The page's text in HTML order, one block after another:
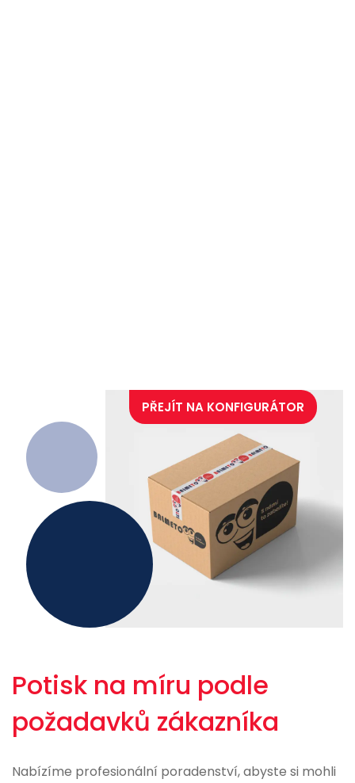
PŘEJÍT NA KONFIGURÁTOR
Potisk na míru podle
požadavků zákazníka
Nabízíme profesionální poradenství, abyste si mohli